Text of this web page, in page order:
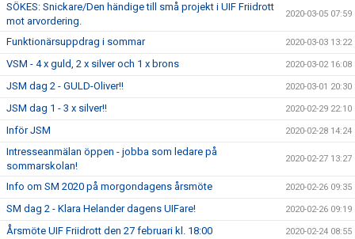
SÖKES: Snickare/Den händige till små projekt i UIF Friidrott
mot arvordering.
2020-03-05 07:59
Funktionärsuppdrag i sommar 2020-03-03 13:22
VSM - 4 x guld, 2 x silver och 1 x brons 2020-03-02 16:08
JSM dag 2 - GULD-Oliver!! 2020-03-01 20:30
JSM dag 1 - 3 x silver!! 2020-02-29 22:10
Inför JSM 2020-02-28 14:24
Intresseanmälan öppen - jobba som ledare på
sommarskolan!
2020-02-27 13:27
Info om SM 2020 på morgondagens årsmöte 2020-02-26 09:35
SM dag 2 - Klara Helander dagens UIFare! 2020-02-26 09:19
Årsmöte UIF Friidrott den 27 februari kl. 18:00 2020-02-24 08:55